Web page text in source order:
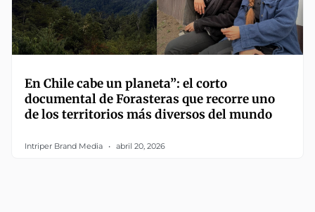
En Chile cabe un planeta”: el corto
documental de Forasteras que recorre uno
de los territorios más diversos del mundo
Intriper Brand Media abril 20, 2026